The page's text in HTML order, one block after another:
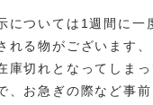
については1週間に一
れる物がございます
庫切れとなってしま
、お急ぎの際など事